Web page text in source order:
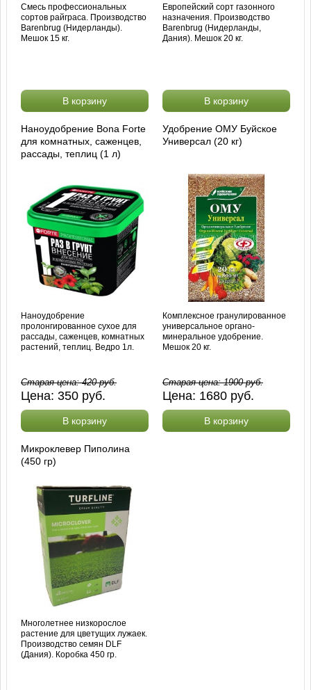
Смесь профессиональных
сортов райграса. Производство
Barenbrug (Нидерланды).
Мешок 15 кг.
В корзину
Европейский сорт газонного
назначения. Производство
Barenbrug (Нидерланды,
Дания). Мешок 20 кг.
В корзину
Наноудобрение Bona Forte
для комнатных, саженцев,
рассады, теплиц (1 л)
Наноудобрение
пролонгированное сухое для
рассады, саженцев, комнатных
растений, теплиц. Ведро 1л.
Старая цена:420руб.
Цена:350 руб.
В корзину
Удобрение ОМУ Буйское
Универсал (20 кг)
Комплексное гранулированное
универсальное органо-
минеральное удобрение.
Мешок 20 кг.
Старая цена:1900руб.
Цена: 1680 руб.
В корзину
Микроклевер Пиполина
(450 гр)
Многолетнее низкорослое
растение для цветущих лужаек.
Производство семян DLF
(Дания). Коробка 450 гр.